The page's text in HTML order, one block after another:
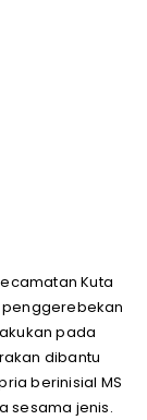
Kuta
penggerebekan
pada
dibantu
berinisial MS
sesama jenis.